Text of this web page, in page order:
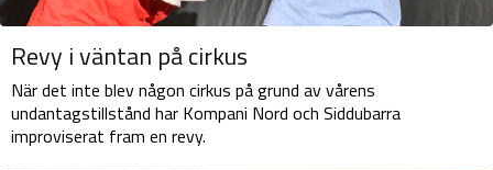
Revy i väntan på cirkus
När det inte blev någon cirkus på grund av vårens
undantagstillstånd har Kompani Nord och Siddubarra
improviserat fram en revy.